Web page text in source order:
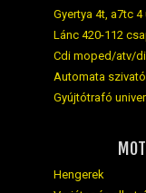
Gyertya 4t, a7tc
Lánc 420-112
Cdi moped/atv/
Automata szivató
Gyújtótrafó
Hengerek